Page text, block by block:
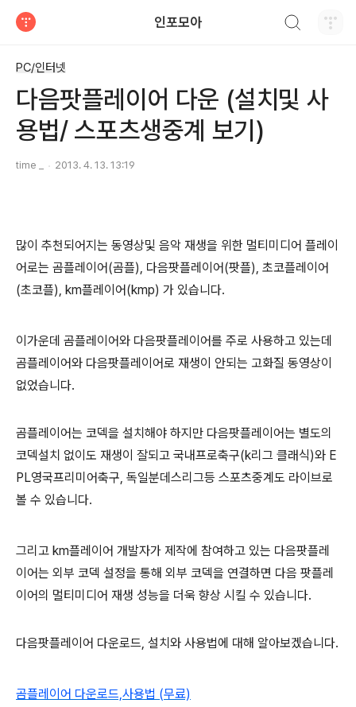
인포모아
PC/인터넷
다음팟플레이어 다운 (설치및 사
용법/ 스포츠생중계 보기)
time _ 2013. 4. 13. 13:19
많이 추천되어지는 동영상및 음악 재생을 위한 멀티미디어 플레이
어로는 곰플레이어(곰플), 다음팟플레이어(팟플), 초코플레이어
(초코플), km플레이어(kmp) 가 있습니다.
이가운데 곰플레이어와 다음팟플레이어를 주로 사용하고 있는데
곰플레이어와 다음팟플레이어로 재생이 안되는 고화질 동영상이
없었습니다.
곰플레이어는 코덱을 설치해야 하지만 다음팟플레이어는 별도의
코덱설치 없이도 재생이 잘되고 국내프로축구(k리그 클래식)와 E
PL영국프리미어축구, 독일분데스리그등 스포츠중계도 라이브로
볼 수 있습니다.
그리고 km플레이어 개발자가 제작에 참여하고 있는 다음팟플레
이어는 외부 코덱 설정을 통해 외부 코덱을 연결하면 다음 팟플레
이어의 멀티미디어 재생 성능을 더욱 향상 시킬 수 있습니다.
다음팟플레이어 다운로드, 설치와 사용법에 대해 알아보겠습니다.
곰플레이어 다운로드,사용법 (무료)